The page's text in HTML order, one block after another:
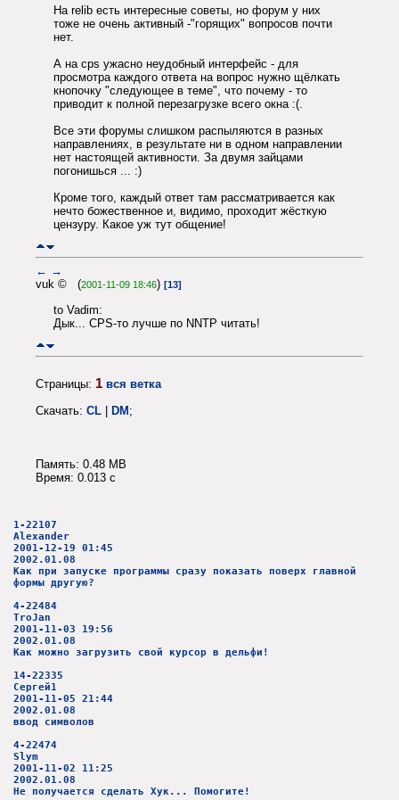
На relib есть интересные советы, но форум у них
тоже не очень активный -"горящих" вопросов почти
нет.
А на cps ужасно неудобный интерфейс - для
просмотра каждого ответа на вопрос нужно щёлкать
кнопочку "следующее в теме", что почему - то
приводит к полной перезагрузке всего окна :(.
Все эти форумы слишком распыляются в разных
направлениях, в результате ни в одном направлении
нет настоящей активности. За двумя зайцами
погонишься ... :)
Кроме того, каждый ответ там рассматривается как
нечто божественное и, видимо, проходит жёсткую
цензуру. Какое уж тут общение!
← →
vuk © (2001-11-09 18:46) [13]
to Vadim:
Дык... CPS-то лучше по NNTP читать!
Страницы: 1 вся ветка
Скачать: CL DM ;
Память: 0.48 MB
Время: 0.013 c
1-22107
Alexander
2001-12-19 01:45
2002.01.08
Как при запуске программы сразу показать поверх главной
формы другую?
4-22484
TroJan
2001-11-03 19:56
2002.01.08
Как можно загрузить свой курсор в дельфи!
14-22335
Сергей1
2001-11-05 21:44
2002.01.08
ввод символов
4-22474
Slym
2001-11-02 11:25
2002.01.08
Не получается сделать Хук... Помогите!